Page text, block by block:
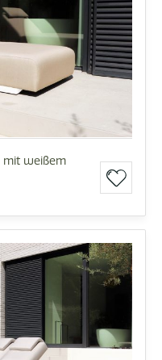
mit weißem